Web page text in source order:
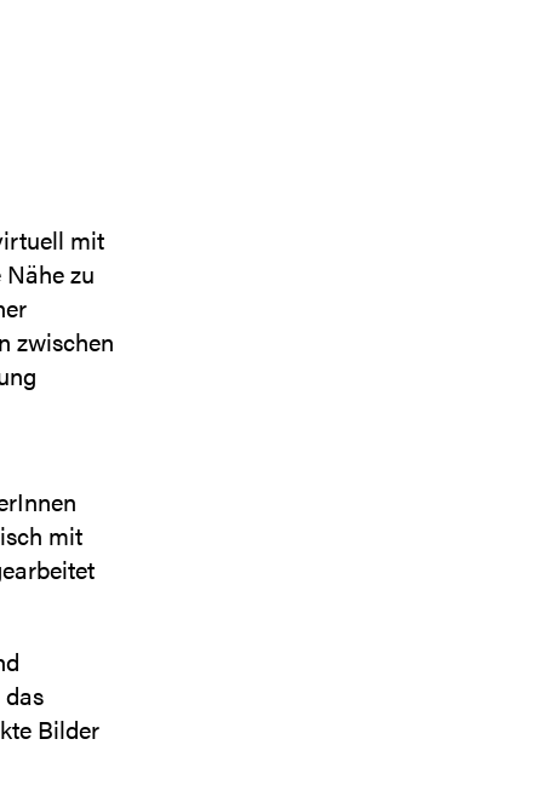
mit
zu
zwischen
mit
Bilder